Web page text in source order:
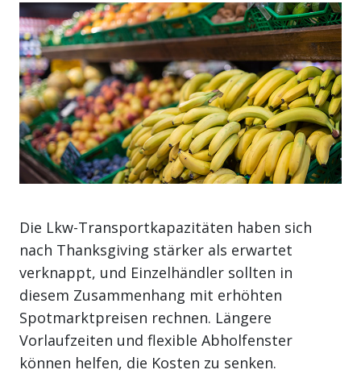
Die Lkw-Transportkapazitäten haben sich
nach Thanksgiving stärker als erwartet
verknappt, und Einzelhändler sollten in
diesem Zusammenhang mit erhöhten
Spotmarktpreisen rechnen. Längere
Vorlaufzeiten und flexible Abholfenster
können helfen, die Kosten zu senken.